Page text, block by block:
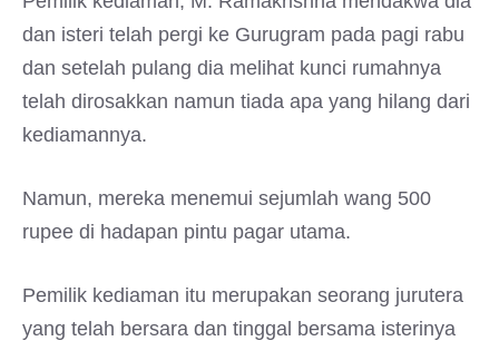
dan isteri telah pergi ke Gurugram pada pagi rabu
dan setelah pulang dia melihat kunci rumahnya
telah dirosakkan namun tiada apa yang hilang dari
kediamannya.
Namun, mereka menemui sejumlah wang 500
rupee di hadapan pintu pagar utama.
Pemilik kediaman itu merupakan seorang jurutera
yang telah bersara dan tinggal bersama isterinya